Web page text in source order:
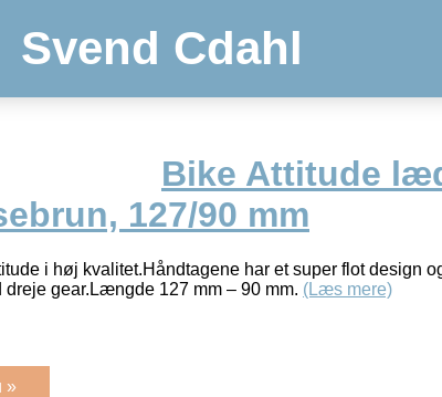
Svend Cdahl
Bike Attitude
127/90 mm
i høj kvalitet.Håndtagene har et super flot design
gear.Længde 127 mm – 90 mm. (Læs mere)
»